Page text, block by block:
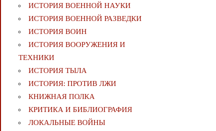
ИСТОРИЯ ВОЕННОЙ НАУКИ
ИСТОРИЯ ВОЕННОЙ РАЗВЕДКИ
ИСТОРИЯ ВОИН
ИСТОРИЯ ВООРУЖЕНИЯ И
ТЕХНИКИ
ИСТОРИЯ ТЫЛА
ИСТОРИЯ: ПРОТИВ ЛЖИ
КНИЖНАЯ ПОЛКА
КРИТИКА И БИБЛИОГРАФИЯ
ЛОКАЛЬНЫЕ ВОЙНЫ